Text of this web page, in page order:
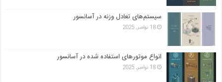
سیستم‌های تعادل وزنه در آسانسور
18 نوامبر, 2025
انواع موتورهای استفاده شده در آسانسور
18 نوامبر, 2025